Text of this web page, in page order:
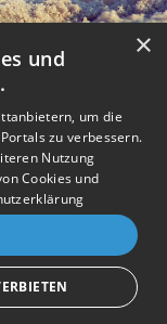
zu
Ich...
AGB
Modus aktivieren
×
und
um die
zu verbessern.
Nutzung
Cookies und